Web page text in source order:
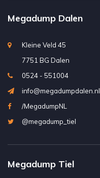
Megadump Dalen
Kleine Veld 45
7751 BG Dalen
0524 - 551004
info@megadumpdalen.nl
/MegadumpNL
@megadump_tiel
Megadump Tiel